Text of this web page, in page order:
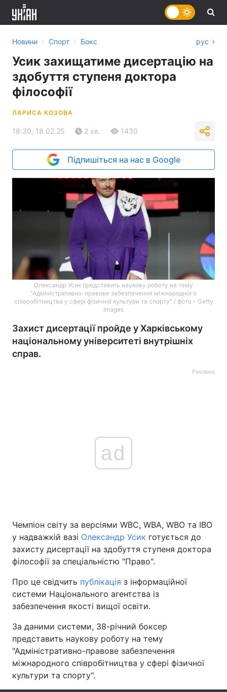
Україна Політика
Економіка Світ
Спорт Наука
Техно і зв'язок
Зброя Інциденти
Здоров'я
Цікавинки Погода
Екологія
Новини › Спорт › Бокс рус
Усик захищатиме дисертацію на
здобуття ступеня доктора
філософії
ЛАРИСА КОЗОВА
18:30, 18.02.25 2 хв. 1430
Підпишіться на нас в Google
Олександр Усик представить наукову роботу на тему
"Адміністративно-правове забезпечення міжнародного
співробітництва у сфері фізичної культури та спорту" / фото - Getty
Images
Захист дисертації пройде у Харківському
національному університеті внутрішніх
справ.
Реклама
ad
Чемпіон світу за версіями WBC, WBA, WBO та IBO
у надважкій вазі Олександр Усик готується до
захисту дисертації на здобуття ступеня доктора
філософії за спеціальністю "Право".
Про це свідчить публікація з інформаційної
системи Національного агентства із
забезпечення якості вищої освіти.
За даними системи, 38-річний боксер
представить наукову роботу на тему
"Адміністративно-правове забезпечення
міжнародного співробітництва у сфері фізичної
культури та спорту".